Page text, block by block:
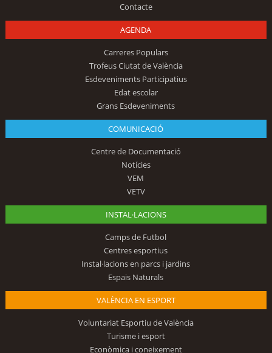
Contacte
AGENDA
Carreres Populars
Trofeus Ciutat de València
Esdeveniments Participatius
Edat escolar
Grans Esdeveniments
COMUNICACIÓ
Centre de Documentació
Notícies
VEM
VETV
INSTAL·LACIONS
Camps de Futbol
Centres esportius
Instal·lacions en parcs i jardins
Espais Naturals
VALÈNCIA EN ESPORT
Voluntariat Esportiu de València
Turisme i esport
Econòmica i coneixement